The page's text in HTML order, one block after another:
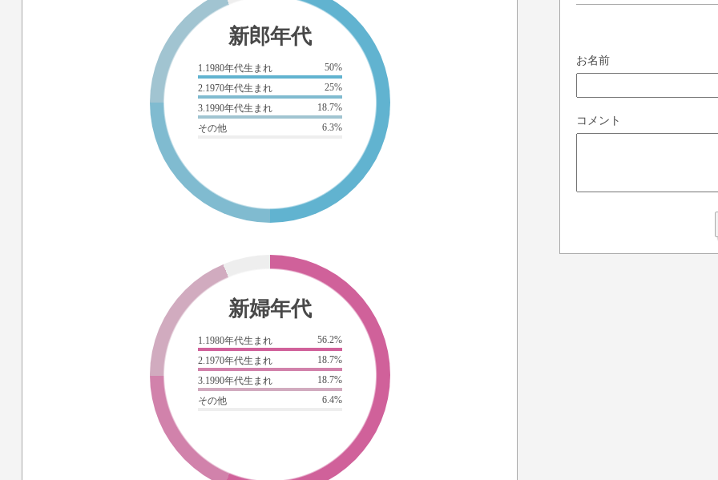
新郎年代
1.1980年代生まれ
50%
2.1970年代生まれ
25%
3.1990年代生まれ
18.7%
その他
6.3%
新婦年代
1.1980年代生まれ
56.2%
2.1970年代生まれ
18.7%
3.1990年代生まれ
18.7%
その他
6.4%
お名前
コメント